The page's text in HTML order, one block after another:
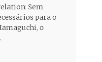
Sem
para o
o